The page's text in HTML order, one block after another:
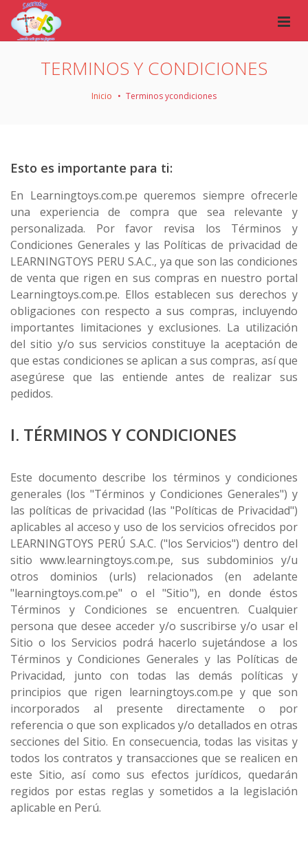
TERMINOS Y CONDICIONES
Inicio Terminos ycondiciones
Esto es importante para ti:
En Learningtoys.com.pe queremos siempre ofrecerle
una experiencia de compra que sea relevante y
personalizada. Por favor revisa los Términos y
Condiciones Generales y las Políticas de privacidad de
LEARNINGTOYS PERU S.A.C., ya que son las condiciones
de venta que rigen en sus compras en nuestro portal
Learningtoys.com.pe. Ellos establecen sus derechos y
obligaciones con respecto a sus compras, incluyendo
importantes limitaciones y exclusiones. La utilización
del sitio y/o sus servicios constituye la aceptación de
que estas condiciones se aplican a sus compras, así que
asegúrese que las entiende antes de realizar sus
pedidos.
I. TÉRMINOS Y CONDICIONES
Este documento describe los términos y condiciones
generales (los "Términos y Condiciones Generales") y
las políticas de privacidad (las "Políticas de Privacidad")
aplicables al acceso y uso de los servicios ofrecidos por
LEARNINGTOYS PERÚ S.A.C. ("los Servicios") dentro del
sitio www.learningtoys.com.pe, sus subdominios y/u
otros dominios (urls) relacionados (en adelante
"learningtoys.com.pe" o el "Sitio"), en donde éstos
Términos y Condiciones se encuentren. Cualquier
persona que desee acceder y/o suscribirse y/o usar el
Sitio o los Servicios podrá hacerlo sujetándose a los
Términos y Condiciones Generales y las Políticas de
Privacidad, junto con todas las demás políticas y
principios que rigen learningtoys.com.pe y que son
incorporados al presente directamente o por
referencia o que son explicados y/o detallados en otras
secciones del Sitio. En consecuencia, todas las visitas y
todos los contratos y transacciones que se realicen en
este Sitio, así como sus efectos jurídicos, quedarán
regidos por estas reglas y sometidos a la legislación
aplicable en Perú.